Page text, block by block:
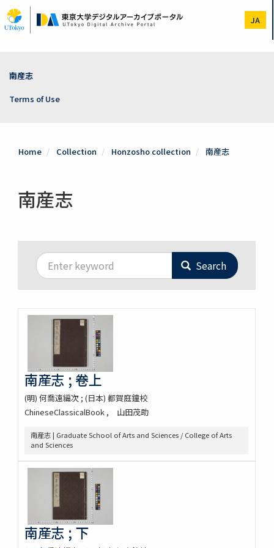
to
main
JA
南産志
Terms of Use
Home Collection Honzosho collection 南産志
南産志
Search
南産志 ; 卷上
(明) 何喬遠編次 ; (日本) 都賀庭鐘校
ChineseClassicalBook
山田茂助
南産志 | Graduate School of Arts and Sciences / College of Arts
and Sciences
南産志 ; 下